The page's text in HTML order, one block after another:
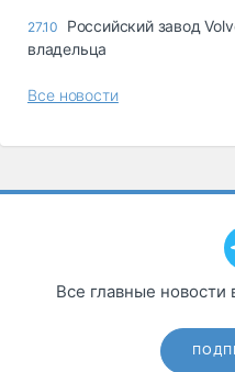
27.10
Российский завод
владельца
Все новости
Все главные новости